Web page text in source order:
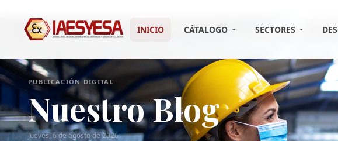
INICIO CÁTALOGO SECTORES
PUBLICACIÓN DIGITAL
Nuestro Blog
Jueves, 6 de agosto de 2026